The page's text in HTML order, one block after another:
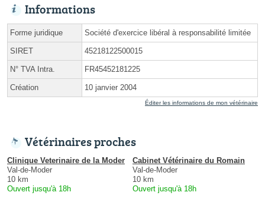
Informations
Forme juridique Société d'exercice libéral à responsabilité limitée
SIRET 45218122500015
N° TVA Intra. FR45452181225
Création 10 janvier 2004
Éditer les informations de mon vétérinaire
Vétérinaires proches
Clinique Veterinaire de la Moder
Val-de-Moder
10 km
Ouvert jusqu'à 18h
Cabinet Vétérinaire du Romain
Val-de-Moder
10 km
Ouvert jusqu'à 18h